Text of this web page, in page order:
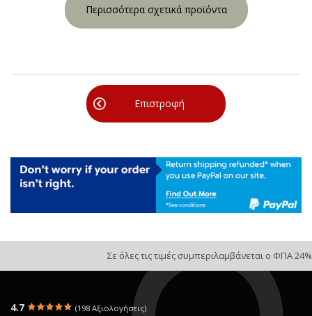
Περισσότερα σχετικά προϊόντα
Επιστροφή
Σε όλες τις τιμές συμπεριλαμβάνεται ο ΦΠΑ 24%
4.7 (198 Αξιολογήσεις)